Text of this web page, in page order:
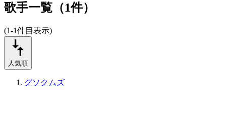
歌手一覧（1件）
(1-1件目表示)
人気順
グソクムズ